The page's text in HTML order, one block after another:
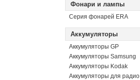
Фонари и лампы
Серия фонарей ERA
Аккумуляторы
Аккумуляторы GP
Аккумуляторы Samsung
Аккумуляторы Kodak
Аккумуляторы для радио